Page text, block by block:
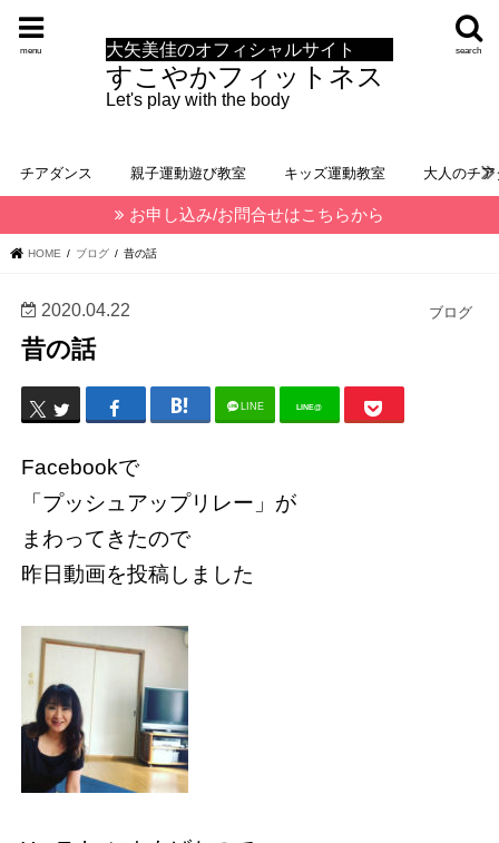
大矢美佳のオフィシャルサイト
すこやかフィットネス
Let's play with the body
search
menu
チアダンス 親子運動遊び教室 キッズ運動教室 大人のチ
お申し込み/お問合せはこちらから
HOME ブログ 昔の話
ブログ
2020.04.22
昔の話
LINE LINE@
Facebookで
「プッシュアップリレー」が
まわってきたので
昨日動画を投稿しました